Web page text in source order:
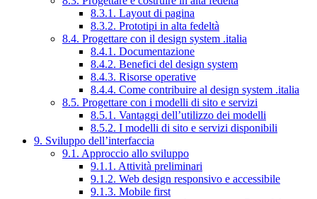
8.3.1. Layout di pagina
8.3.2. Prototipi in alta fedeltà
8.4. Progettare con il design system .italia
8.4.1. Documentazione
8.4.2. Benefici del design system
8.4.3. Risorse operative
8.4.4. Come contribuire al design system .italia
8.5. Progettare con i modelli di sito e servizi
8.5.1. Vantaggi dell’utilizzo dei modelli
8.5.2. I modelli di sito e servizi disponibili
9. Sviluppo dell’interfaccia
9.1. Approccio allo sviluppo
9.1.1. Attività preliminari
9.1.2. Web design responsivo e accessibile
9.1.3. Mobile first